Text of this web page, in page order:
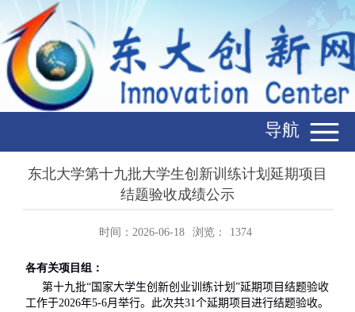
导航
东北大学第十九批大学生创新训练计划延期项目
结题验收成绩公示
时间：2026-06-18 浏览： 1374
各有关项目组：
第十九批“国家大学生创新创业训练计划”延期项目结题验收
工作于2026年5-6月举行。此次共31个延期项目进行结题验收。